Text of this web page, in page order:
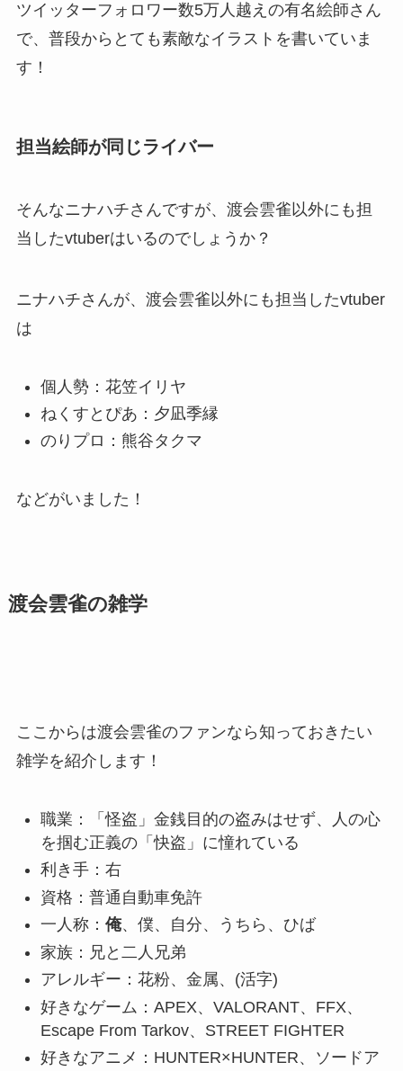
ツイッターフォロワー数5万人越えの有名絵師さん
で、普段からとても素敵なイラストを書いていま
す！
担当絵師が同じライバー
そんなニナハチさんですが、渡会雲雀以外にも担
当したvtuberはいるのでしょうか？
ニナハチさんが、渡会雲雀以外にも担当したvtuber
は
個人勢：花笠イリヤ
ねくすとぴあ：夕凪季縁
のりプロ：熊谷タクマ
などがいました！
渡会雲雀の雑学
ここからは渡会雲雀のファンなら知っておきたい
雑学を紹介します！
職業：「怪盗」金銭目的の盗みはせず、人の心
を掴む正義の「快盗」に憧れている
利き手：右
資格：普通自動車免許
一人称： 俺、僕、自分、うちら、ひば
家族：兄と二人兄弟
アレルギー：花粉、金属、(活字)
好きなゲーム：APEX、VALORANT、FFX、
Escape From Tarkov、STREET FIGHTER
好きなアニメ：HUNTER×HUNTER、ソードア